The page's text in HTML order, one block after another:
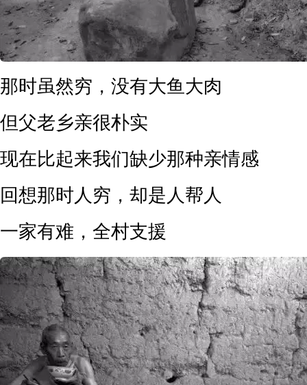
那时虽然穷，没有大鱼大肉
但父老乡亲很朴实
现在比起来我们缺少那种亲情感
回想那时人穷，却是人帮人
一家有难，全村支援